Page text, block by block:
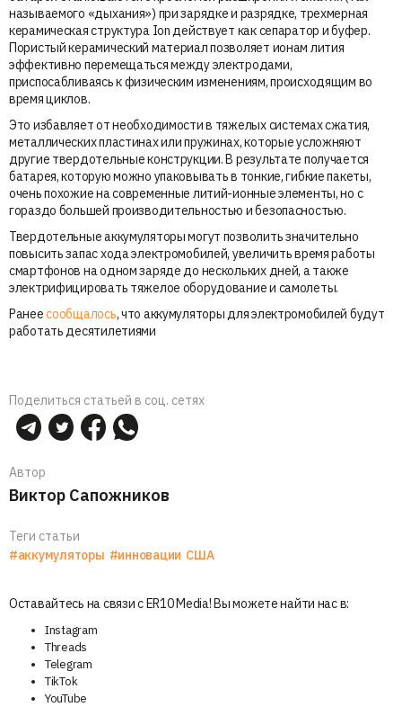
называемого «дыхания») при зарядке и разрядке, трехмерная
керамическая структура Ion действует как сепаратор и буфер.
Пористый керамический материал позволяет ионам лития
эффективно перемещаться между электродами,
приспосабливаясь к физическим изменениям, происходящим во
время циклов.
Это избавляет от необходимости в тяжелых системах сжатия,
металлических пластинах или пружинах, которые усложняют
другие твердотельные конструкции. В результате получается
батарея, которую можно упаковывать в тонкие, гибкие пакеты,
очень похожие на современные литий-ионные элементы, но с
гораздо большей производительностью и безопасностью.
Твердотельные аккумуляторы могут позволить значительно
повысить запас хода электромобилей, увеличить время работы
смартфонов на одном заряде до нескольких дней, а также
электрифицировать тяжелое оборудование и самолеты.
Ранеесообщалось, что аккумуляторы для электромобилей будут
работать десятилетиями
Поделиться статьей в соц. сетях
Автор
Виктор Сапожников
Теги статьи
#аккумуляторы #инновации США
Оставайтесь на связи с ER10 Media! Вы можете найти нас в:
Instagram
Threads
Telegram
TikTok
YouTube